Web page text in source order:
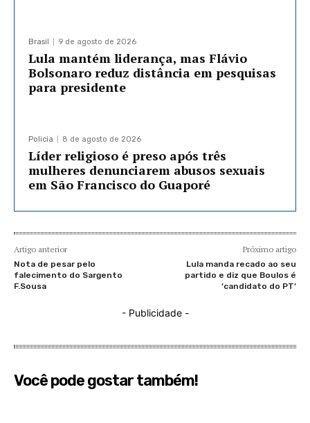
Brasil 9 de agosto de 2026
Lula mantém liderança, mas Flávio
Bolsonaro reduz distância em pesquisas
para presidente
Policia 8 de agosto de 2026
Líder religioso é preso após três
mulheres denunciarem abusos sexuais
em São Francisco do Guaporé
Artigo anterior
Nota de pesar pelo
falecimento do Sargento
F.Sousa
Próximo artigo
Lula manda recado ao seu
partido e diz que Boulos é
‘candidato do PT’
- Publicidade -
Você pode gostar também!